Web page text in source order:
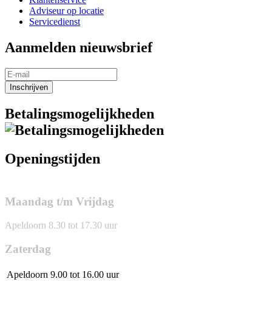
Adviseur op locatie
Servicedienst
Aanmelden nieuwsbrief
Inschrijven
Betalingsmogelijkheden
Openingstijden
Maandag t/m Vrijdag
Apeldoorn 8.30 tot 17.30 uur
Zaterdag
Apeldoorn 9.00 tot 16.00 uur